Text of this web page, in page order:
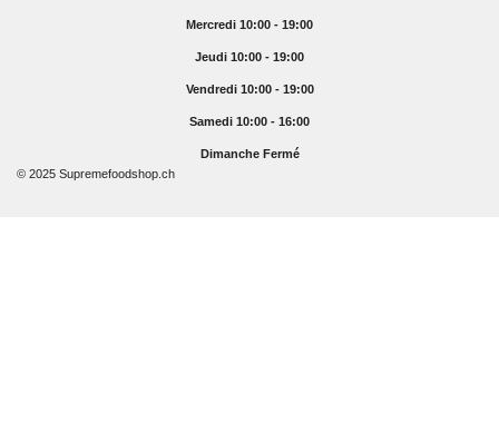
Mercredi 10:00 - 19:00
Jeudi 10:00 - 19:00
Vendredi 10:00 - 19:00
Samedi 10:00 - 16:00
Dimanche Fermé
© 2025 Supremefoodshop.ch